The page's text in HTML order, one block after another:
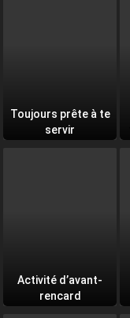
Toujours prête à te
servir
Activité d’avant-
rencard